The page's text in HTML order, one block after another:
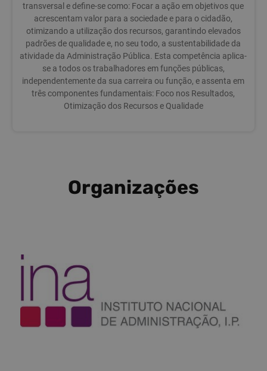
transversal e define-se como: Focar a ação em objetivos que
acrescentam valor para a sociedade e para o cidadão,
otimizando a utilização dos recursos, garantindo elevados
padrões de qualidade e, no seu todo, a sustentabilidade da
atividade da Administração Pública. Esta competência aplica-
se a todos os trabalhadores em funções públicas,
independentemente da sua carreira ou função, e assenta em
três componentes fundamentais: Foco nos Resultados,
Otimização dos Recursos e Qualidade
Organizações